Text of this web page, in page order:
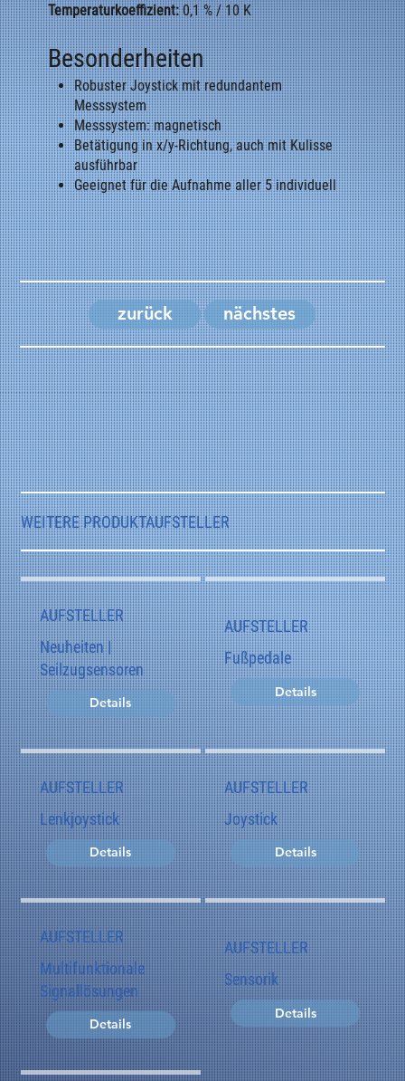
zurück nächstes
Temperaturkoeffizient:0,1 % / 10 K
Besonderheiten
Robuster Joystick mit redundantem
Messsystem
Messsystem: magnetisch
Betätigung in x/y-Richtung, auch mit Kulisse
ausführbar
Geeignet für die Aufnahme aller 5 individuell
bestückbaren
FSG-Griffausführungen
Geeignet für die Aufnahme von Fremdgriffen
WEITERE PRODUKTAUFSTELLER
Neuheiten |
Seilzugsensoren
Details
AUFSTELLER
Fußpedale
Details
AUFSTELLER
Lenkjoystick
Details
AUFSTELLER
Joystick
Details
AUFSTELLER
Multifunktionale
Signallösungen
Details
AUFSTELLER
Sensorik
Details
AUFSTELLER